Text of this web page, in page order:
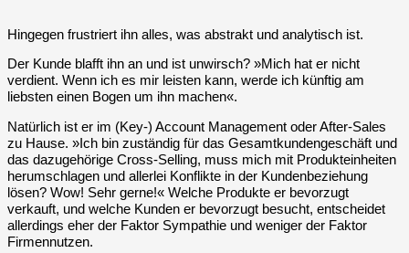
Hingegen frustriert ihn alles, was abstrakt und analytisch ist.
Der Kunde blafft ihn an und ist unwirsch? »Mich hat er nicht
verdient. Wenn ich es mir leisten kann, werde ich künftig am
liebsten einen Bogen um ihn machen«.
Natürlich ist er im (Key-) Account Management oder After-Sales
zu Hause. »Ich bin zuständig für das Gesamtkundengeschäft und
das dazugehörige Cross-Selling, muss mich mit Produkteinheiten
herumschlagen und allerlei Konflikte in der Kundenbeziehung
lösen? Wow! Sehr gerne!« Welche Produkte er bevorzugt
verkauft, und welche Kunden er bevorzugt besucht, entscheidet
allerdings eher der Faktor Sympathie und weniger der Faktor
Firmennutzen.